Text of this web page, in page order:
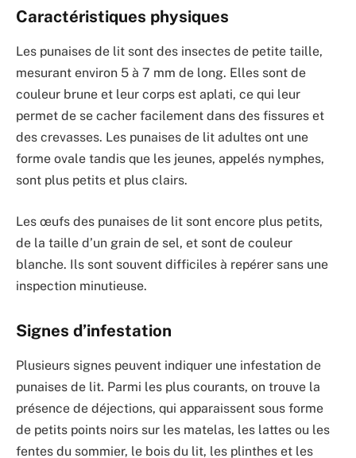
Caractéristiques physiques
Les punaises de lit sont des insectes de petite taille,
mesurant environ 5 à 7 mm de long. Elles sont de
couleur brune et leur corps est aplati, ce qui leur
permet de se cacher facilement dans des fissures et
des crevasses. Les punaises de lit adultes ont une
forme ovale tandis que les jeunes, appelés nymphes,
sont plus petits et plus clairs.
Les œufs des punaises de lit sont encore plus petits,
de la taille d’un grain de sel, et sont de couleur
blanche. Ils sont souvent difficiles à repérer sans une
inspection minutieuse.
Signes d’infestation
Plusieurs signes peuvent indiquer une infestation de
punaises de lit. Parmi les plus courants, on trouve la
présence de déjections, qui apparaissent sous forme
de petits points noirs sur les matelas, les lattes ou les
fentes du sommier, le bois du lit, les plinthes et les